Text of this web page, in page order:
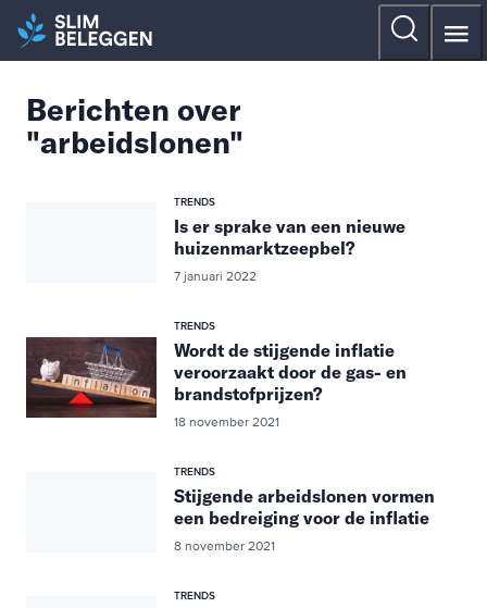
Berichten over
"arbeidslonen"
TRENDS
Is er sprake van een nieuwe
huizenmarktzeepbel?
7 januari 2022
TRENDS
Wordt de stijgende inflatie
veroorzaakt door de gas- en
brandstofprijzen?
18 november 2021
TRENDS
Stijgende arbeidslonen vormen
een bedreiging voor de inflatie
8 november 2021
TRENDS